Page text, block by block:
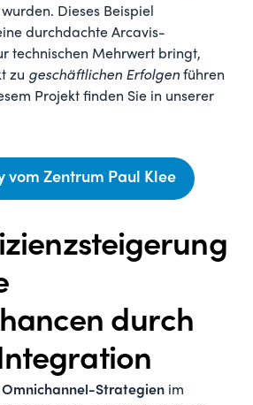
Dieses Beispiel
durchdachte Arcavis-
technischen Mehrwert bringt,
zu geschäftlichen Erfolgen führen
Projekt finden Sie in unserer
vom Zentrum Paul Klee
durch
Omnichannel-Strategien im